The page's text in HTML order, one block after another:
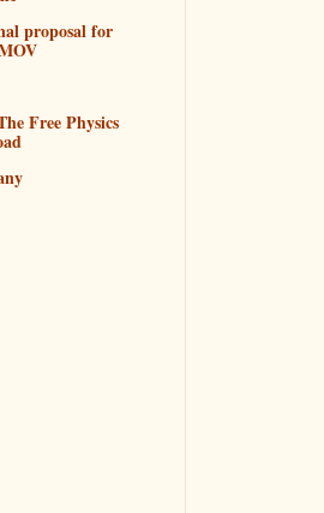
proposal for
Free Physics